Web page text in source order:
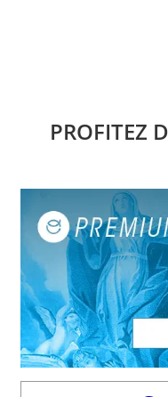
PROFITEZ